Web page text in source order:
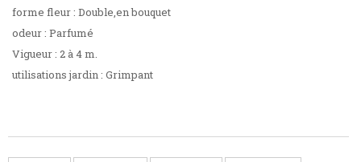
forme fleur : Double,en bouquet
odeur : Parfumé
Vigueur : 2 à 4 m.
utilisations jardin : Grimpant